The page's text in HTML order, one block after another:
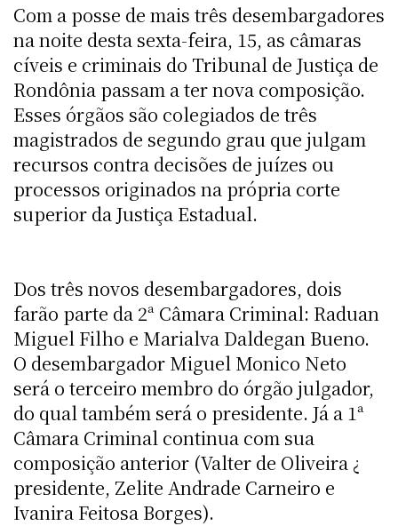
Com a posse de mais três desembargadores
na noite desta sexta-feira, 15, as câmaras
cíveis e criminais do Tribunal de Justiça de
Rondônia passam a ter nova composição.
Esses órgãos são colegiados de três
magistrados de segundo grau que julgam
recursos contra decisões de juízes ou
processos originados na própria corte
superior da Justiça Estadual.
Dos três novos desembargadores, dois
farão parte da 2ª Câmara Criminal: Raduan
Miguel Filho e Marialva Daldegan Bueno.
O desembargador Miguel Monico Neto
será o terceiro membro do órgão julgador,
do qual também será o presidente. Já a 1ª
Câmara Criminal continua com sua
composição anterior (Valter de Oliveira ¿
presidente, Zelite Andrade Carneiro e
Ivanira Feitosa Borges).